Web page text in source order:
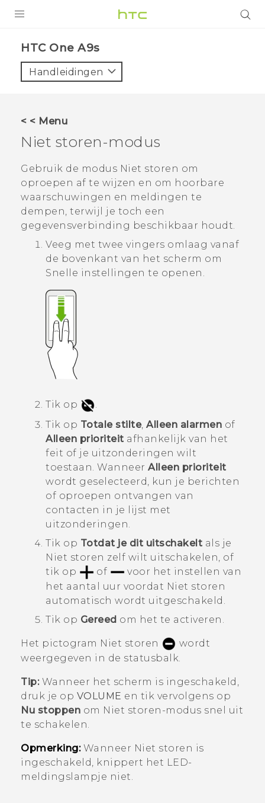
VIVE
HTC Club
SUPPORT
HTC-apparaten & -accessoires
VIVERSE
HTC One A9s‎
Handleidingen
< < Menu
Niet storen-modus
Gebruik de modus Niet storen om
oproepen af te wijzen en om hoorbare
waarschuwingen en meldingen te
dempen, terwijl je toch een
gegevensverbinding beschikbaar houdt.
Veeg met twee vingers omlaag vanaf
de bovenkant van het scherm om
Snelle instellingen te openen.
Tik op
.
Tik op Totale stilte, Alleen alarmen of
Alleen prioriteit afhankelijk van het
feit of je uitzonderingen wilt
toestaan. Wanneer Alleen prioriteit
wordt geselecteerd, kun je berichten
of oproepen ontvangen van
contacten in je lijst met
uitzonderingen.
Tik op Totdat je dit uitschakelt als je
Niet storen zelf wilt uitschakelen, of
tik op
of
voor het instellen van
het aantal uur voordat Niet storen
automatisch wordt uitgeschakeld.
Tik op Gereed om het te activeren.
Het pictogram Niet storen
wordt
weergegeven in de statusbalk.
Tip:Wanneer het scherm is ingeschakeld,
druk je op VOLUME en tik vervolgens op
Nu stoppen om Niet storen-modus snel uit
te schakelen.
Opmerking:Wanneer Niet storen is
ingeschakeld, knippert het LED-
meldingslampje niet.